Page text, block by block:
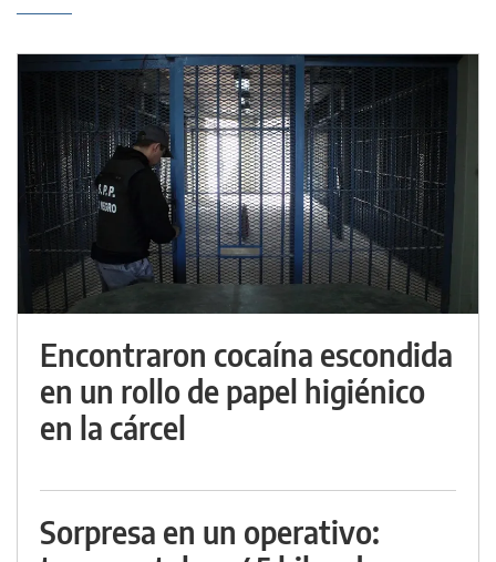
Encontraron cocaína escondida
en un rollo de papel higiénico
en la cárcel
Sorpresa en un operativo: